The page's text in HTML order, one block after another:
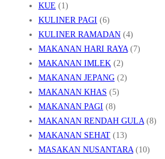
KUE (1)
KULINER PAGI (6)
KULINER RAMADAN (4)
MAKANAN HARI RAYA(7)
MAKANAN IMLEK (2)
MAKANAN JEPANG (2)
MAKANAN KHAS (5)
MAKANAN PAGI (8)
MAKANAN RENDAH GULA(8)
MAKANAN SEHAT (13)
MASAKAN NUSANTARA(10)